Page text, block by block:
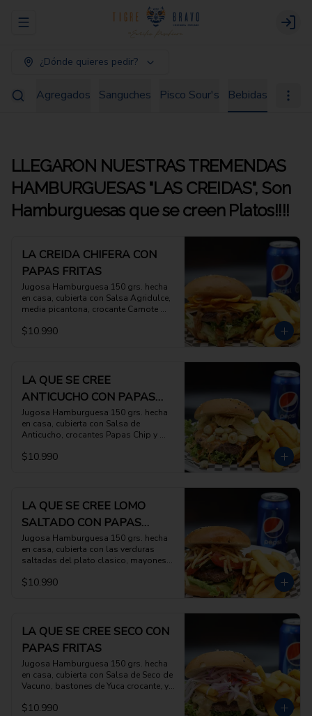
Abrir menu de navegación Login
¿Dónde quieres pedir?
Agregados Sanguches Pisco Sour's Bebidas
LLEGARON NUESTRAS TREMENDAS
HAMBURGUESAS "LAS CREIDAS", Son
Hamburguesas que se creen Platos!!!!
LA CREIDA CHIFERA CON
PAPAS FRITAS
Jugosa Hamburguesa 150 grs. hecha
en casa, cubierta con Salsa Agridulce,
media picantona, crocante Camote
con porcion de papas fritas
$10.990
LA QUE SE CREE
ANTICUCHO CON PAPAS
FRITAS
Jugosa Hamburguesa 150 grs. hecha
en casa, cubierta con Salsa de
Anticucho, crocantes Papas Chip y
$10.990
LA QUE SE CREE LOMO
SALTADO CON PAPAS
FRITAS
Jugosa Hamburguesa 150 grs. hecha
en casa, cubierta con las verduras
saltadas del plato clasico, mayonesa
con porcion de papas fritas
$10.990
LA QUE SE CREE SECO CON
PAPAS FRITAS
Jugosa Hamburguesa 150 grs. hecha
en casa, cubierta con Salsa de Seco de
Vacuno, bastones de Yuca crocante, y
fritas
$10.990